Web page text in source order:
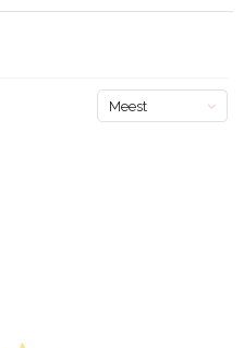
Meest